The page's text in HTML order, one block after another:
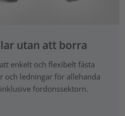
utan att borra
enkelt och flexibelt fästa
och ledningar för allehanda
fordonssektorn.